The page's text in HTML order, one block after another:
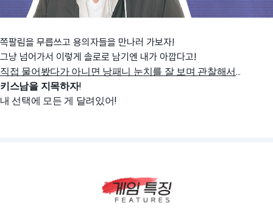
쪽팔림을 무릅쓰고 용의자들을 만나러 가보자!
그냥 넘어가서 이렇게 솔로로 남기엔 내가 아깝다고!
직접 물어봤다가 아니면 낭패니 눈치를 잘 보며 관찰해서...
키스남을 지목하자!
내 선택에 모든 게 달려있어!